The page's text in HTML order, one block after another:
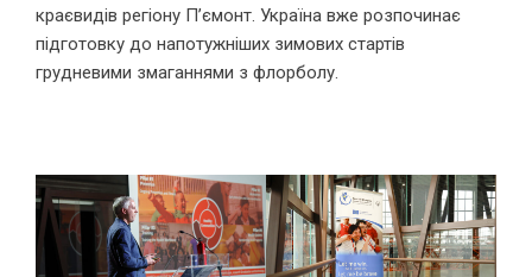
краєвидів регіону П’ємонт. Україна вже розпочинає
підготовку до напотужніших зимових стартів
грудневими змаганнями з флорболу.